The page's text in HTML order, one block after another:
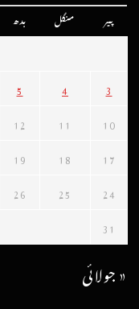
پیر منگل بدھ
3
4
5
10
11
12
17
18
19
24
25
26
31
« جولائی